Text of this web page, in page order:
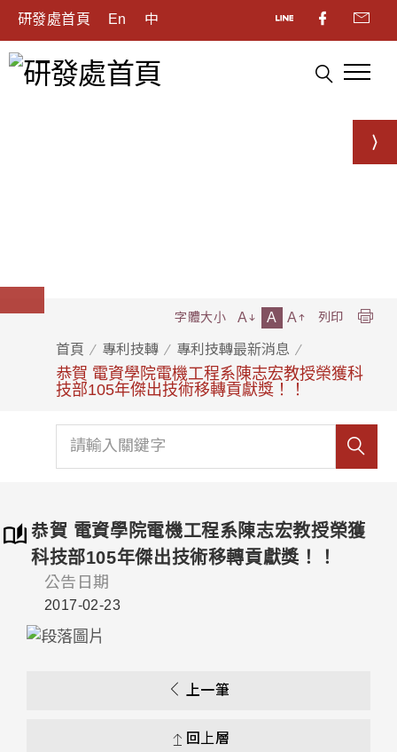
研發處首頁 En 中
首頁 專利技轉 專利技轉最新消息
恭賀 電資學院電機工程系陳志宏教授榮獲科
技部105年傑出技術移轉貢獻獎！！
字體大小 A A A 列印
恭賀 電資學院電機工程系陳志宏教授榮獲
科技部105年傑出技術移轉貢獻獎！！
公告日期
2017-02-23
上一筆
回上層